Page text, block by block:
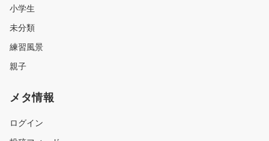
小学生
未分類
練習風景
親子
メタ情報
ログイン